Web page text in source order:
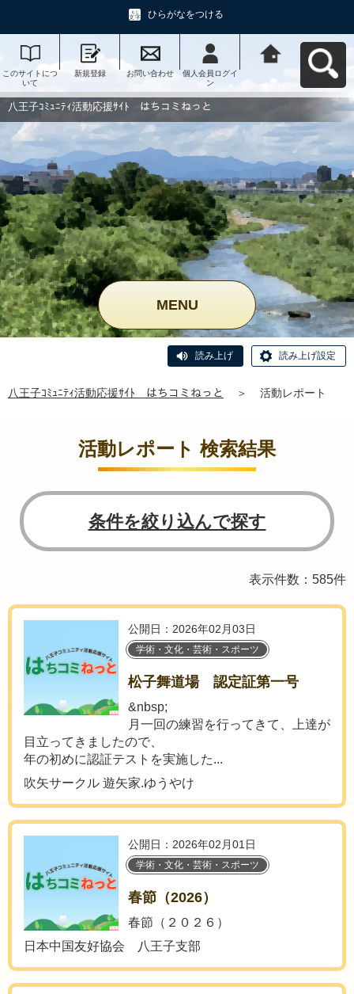
ひらがなをつける
このサイトにつ
いて
新規登録 お問い合わせ
個人会員ログイ
ン
動応援ｻｲﾄ はち
コミねっとへ戻
八王子ｺﾐｭﾆﾃｨ活動応援ｻｲﾄ はちコミねっと
MENU
読み上げ 読み上げ設定
八王子ｺﾐｭﾆﾃｨ活動応援ｻｲﾄ はちコミねっと ＞ 活動レポート
活動レポート 検索結果
条件を絞り込んで探す
表示件数：585件
公開日：2026年02月03日
学術・文化・芸術・スポーツ
松子舞道場 認定証第一号
&nbsp;
月一回の練習を行ってきて、上達が
目立ってきましたので、
年の初めに認証テストを実施した...
吹矢サークル 遊矢家.ゆうやけ
公開日：2026年02月01日
学術・文化・芸術・スポーツ
春節（2026）
春節（２０２６）
日本中国友好協会 八王子支部